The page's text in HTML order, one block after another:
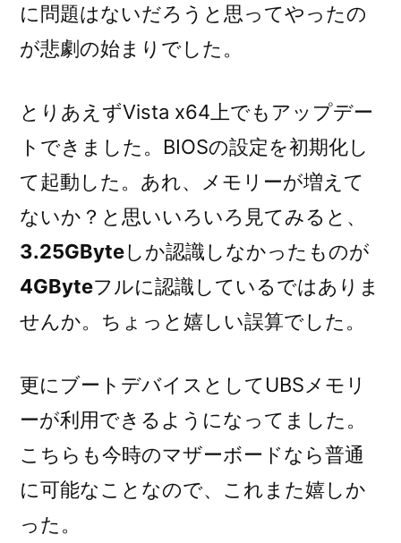
に問題はないだろうと思ってやったの
が悲劇の始まりでした。
とりあえずVista x64上でもアップデー
トできました。BIOSの設定を初期化し
て起動した。あれ、メモリーが増えて
ないか？と思いいろいろ見てみると、
3.25GByteしか認識しなかったものが
4GByteフルに認識しているではありま
せんか。ちょっと嬉しい誤算でした。
更にブートデバイスとしてUBSメモリ
ーが利用できるようになってました。
こちらも今時のマザーボードなら普通
に可能なことなので、これまた嬉しか
った。